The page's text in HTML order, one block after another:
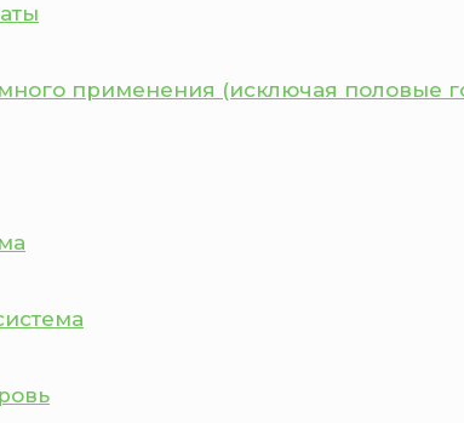
применения (исключая половые